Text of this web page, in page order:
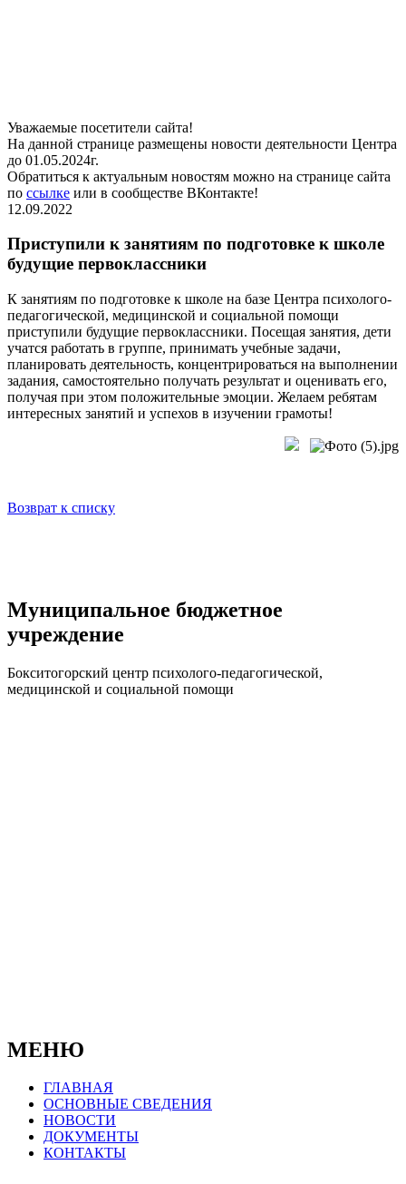
Уважаемые посетители сайта!
На данной странице размещены новости деятельности Центра
до 01.05.2024г.
Обратиться к актуальным новостям можно на странице сайта
по ссылке или в сообществе ВКонтакте!
12.09.2022
Приступили к занятиям по подготовке к школе
будущие первоклассники
К занятиям по подготовке к школе на базе Центра психолого-
педагогической, медицинской и социальной помощи
приступили будущие первоклассники. Посещая занятия, дети
учатся работать в группе, принимать учебные задачи,
планировать деятельность, концентрироваться на выполнении
задания, самостоятельно получать результат и оценивать его,
получая при этом положительные эмоции. Желаем ребятам
интересных занятий и успехов в изучении грамоты!
Возврат к списку
Муниципальное бюджетное
учреждение
Бокситогорский центр психолого-педагогической,
медицинской и социальной помощи
МЕНЮ
ГЛАВНАЯ
ОСНОВНЫЕ СВЕДЕНИЯ
НОВОСТИ
ДОКУМЕНТЫ
КОНТАКТЫ